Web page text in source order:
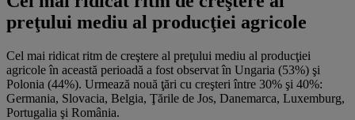
preţului mediu al producţiei agricole
Cel mai ridicat ritm de creştere al preţului mediu al producţiei
agricole în această perioadă a fost observat în Ungaria (53%) şi
Polonia (44%). Urmează nouă ţări cu creşteri între 30% şi 40%:
Germania, Slovacia, Belgia, Ţările de Jos, Danemarca, Luxemburg,
Portugalia şi România.